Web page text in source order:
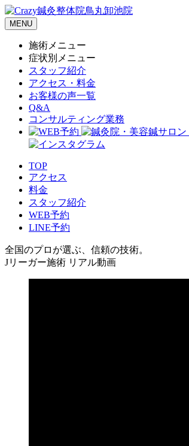
MENU
施術メニュー
症状別メニュー
スタッフ紹介
アクセス・料金
お客様の声一覧
Q&A
コンサルティング業務
TOP
アクセス
料金
スタッフ紹介
WEB予約
LINE予約
全国のプロが選ぶ、信頼の技術。
Jリーガー施術 リアル動画